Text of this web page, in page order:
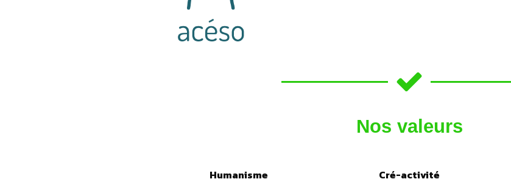
Nos valeurs
Humanisme
Cré-activité